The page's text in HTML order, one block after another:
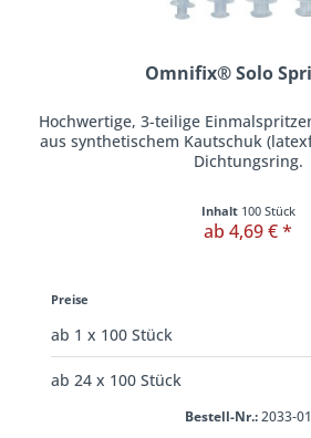
Omnifix® Solo
Hochwertige, 3-teilige
aus synthetischem Kautschuk
Dichtungsring.
Inhalt 100 Stück
ab 4,69 € *
Preise
ab 1x 100 Stück
ab 24x 100 Stück
Bestell-Nr.:2033-01